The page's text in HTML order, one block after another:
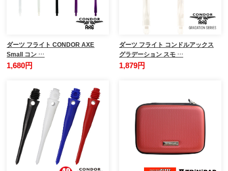
ダーツ フライト CONDOR AXE
Small コン …
1,680円
ダーツ フライト コンドルアックス
グラデーション スモ …
1,879円